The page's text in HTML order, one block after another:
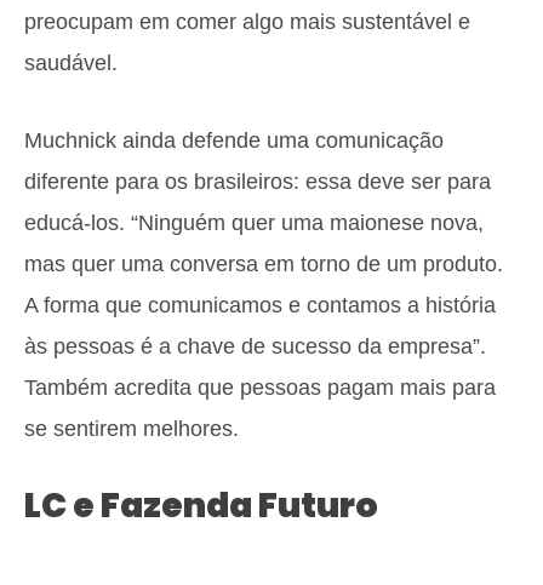
preocupam em comer algo mais sustentável e
saudável.
Muchnick ainda defende uma comunicação
diferente para os brasileiros: essa deve ser para
educá-los. “Ninguém quer uma maionese nova,
mas quer uma conversa em torno de um produto.
A forma que comunicamos e contamos a história
às pessoas é a chave de sucesso da empresa”.
Também acredita que pessoas pagam mais para
se sentirem melhores.
LC e Fazenda Futuro